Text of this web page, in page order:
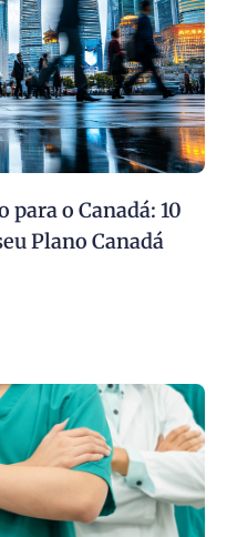
o Canadá: 10
Plano Canadá